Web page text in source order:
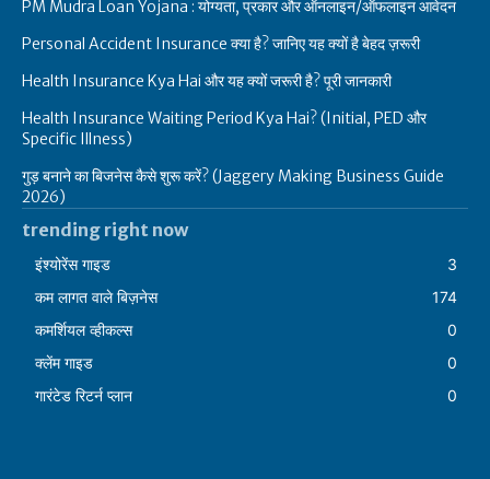
PM Mudra Loan Yojana : योग्यता, प्रकार और ऑनलाइन/ऑफलाइन आवेदन
Personal Accident Insurance क्या है? जानिए यह क्यों है बेहद ज़रूरी
Health Insurance Kya Hai और यह क्यों जरूरी है? पूरी जानकारी
Health Insurance Waiting Period Kya Hai? (Initial, PED और
Specific Illness)
गुड़ बनाने का बिजनेस कैसे शुरू करें? (Jaggery Making Business Guide
2026)
trending right now
इंश्योरेंस गाइड
3
कम लागत वाले बिज़नेस
174
कमर्शियल व्हीकल्स
0
क्लेंम गाइड
0
गारंटेड रिटर्न प्लान
0